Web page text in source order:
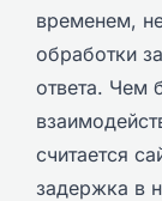
временем,
обработки
ответа. Чем
считается
задержка в